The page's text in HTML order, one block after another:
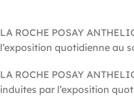
LA ROCHE POSAY
l’exposition quotidienne au
LA ROCHE POSAY
induites par l’exposition